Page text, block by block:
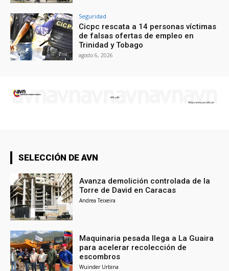
Seguridad
Cicpc rescata a 14 personas víctimas
de falsas ofertas de empleo en
Trinidad y Tobago
agosto 6, 2026
SELECCIÓN DE AVN
Avanza demolición controlada de la
Torre de David en Caracas
Andrea Teixeira
Maquinaria pesada llega a La Guaira
para acelerar recolección de
escombros
Wuinder Urbina